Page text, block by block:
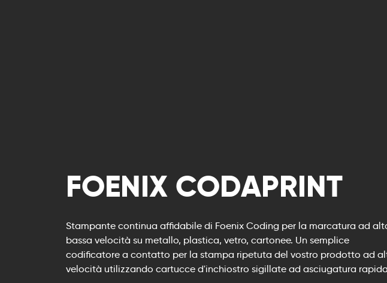
FOENIX CODAPRINT
Stampante continua affidabile di Foenix Coding per la marcatura ad
bassa velocità su metallo, plastica, vetro, cartonee. Un semplice
codificatore a contatto per la stampa ripetuta del vostro prodotto ad
velocità utilizzando cartucce d'inchiostro sigillate ad asciugatura